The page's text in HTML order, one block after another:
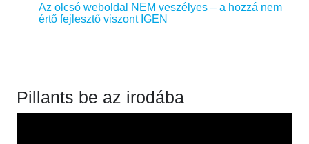
Az olcsó weboldal NEM veszélyes – a hozzá nem
értő fejlesztő viszont IGEN
Pillants be az irodába